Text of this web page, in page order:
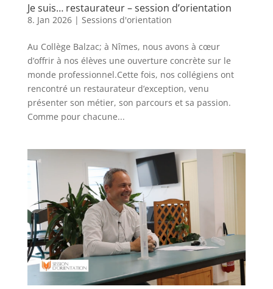
Je suis… restaurateur – session d’orientation
8. Jan 2026| Sessions d'orientation
Au Collège Balzac; à Nîmes, nous avons à cœur
d’offrir à nos élèves une ouverture concrète sur le
monde professionnel.Cette fois, nos collégiens ont
rencontré un restaurateur d’exception, venu
présenter son métier, son parcours et sa passion.
Comme pour chacune...